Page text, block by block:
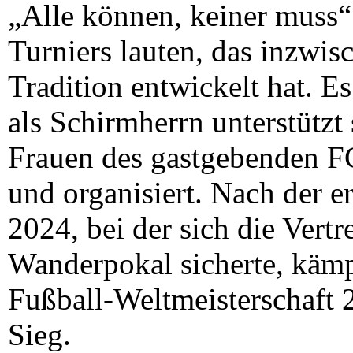
„Alle können, keiner
Turniers lauten, das
Tradition entwickelt hat.
als Schirmherrn
Frauen des gastgebenden
und organisiert. Nach der
2024, bei der sich die
Wanderpokal sicherte,
Fußball-Weltmeisterschaft
Sieg.